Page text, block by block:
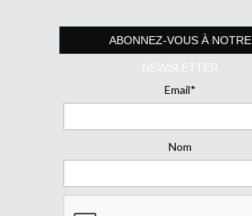
ABONNEZ-VOUS À NOTRE
NEWSLETTER
Email*
Nom